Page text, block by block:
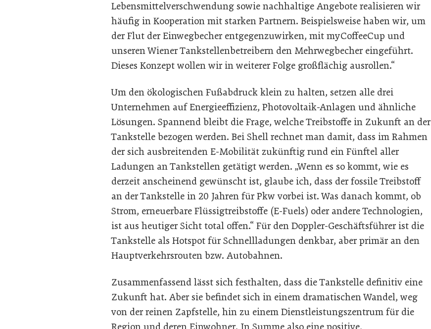
Lebensmittelverschwendung sowie nachhaltige Angebote realisieren wir
häufig in Kooperation mit starken Partnern. Beispielsweise haben wir, um
der Flut der Einwegbecher entgegenzuwirken, mit myCoffeeCup und
unseren Wiener Tankstellenbetreibern den Mehrwegbecher eingeführt.
Dieses Konzept wollen wir in weiterer Folge großflächig ausrollen.“
Um den ökologischen Fußabdruck klein zu halten, setzen alle drei
Unternehmen auf Energieeffizienz, Photovoltaik-Anlagen und ähnliche
Lösungen. Spannend bleibt die Frage, welche Treibstoffe in Zukunft an der
Tankstelle bezogen werden. Bei Shell rechnet man damit, dass im Rahmen
der sich ausbreitenden E-Mobilität zukünftig rund ein Fünftel aller
Ladungen an Tankstellen getätigt werden. „Wenn es so kommt, wie es
derzeit anscheinend gewünscht ist, glaube ich, dass der fossile Treibstoff
an der Tankstelle in 20 Jahren für Pkw vorbei ist. Was danach kommt, ob
Strom, erneuerbare Flüssigtreibstoffe (E-Fuels) oder andere Technologien,
ist aus heutiger Sicht total offen.“ Für den Doppler-Geschäftsführer ist die
Tankstelle als Hotspot für Schnellladungen denkbar, aber primär an den
Hauptverkehrsrouten bzw. Autobahnen.
Zusammenfassend lässt sich festhalten, dass die Tankstelle definitiv eine
Zukunft hat. Aber sie befindet sich in einem dramatischen Wandel, weg
von der reinen Zapfstelle, hin zu einem Dienstleistungszentrum für die